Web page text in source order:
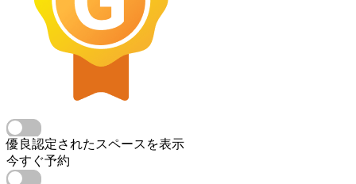
優良認定されたスペースを表示
今すぐ予約